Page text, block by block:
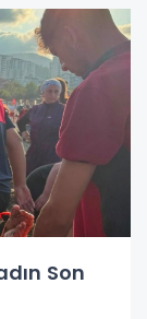
Son